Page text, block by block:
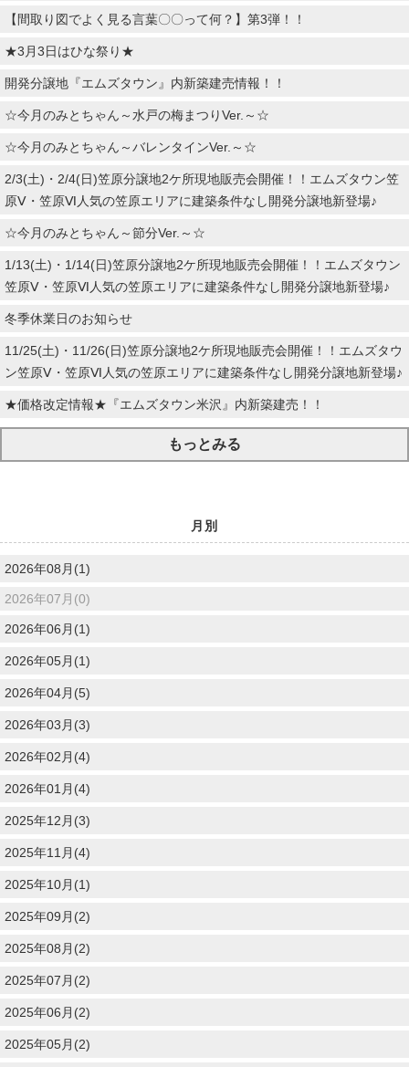
【間取り図でよく見る言葉〇〇って何？】第3弾！！
★3月3日はひな祭り★
開発分譲地『エムズタウン』内新築建売情報！！
☆今月のみとちゃん～水戸の梅まつりVer.～☆
☆今月のみとちゃん～バレンタインVer.～☆
2/3(土)・2/4(日)笠原分譲地2ケ所現地販売会開催！！エムズタウン笠
原Ⅴ・笠原Ⅵ人気の笠原エリアに建築条件なし開発分譲地新登場♪
☆今月のみとちゃん～節分Ver.～☆
1/13(土)・1/14(日)笠原分譲地2ケ所現地販売会開催！！エムズタウン
笠原Ⅴ・笠原Ⅵ人気の笠原エリアに建築条件なし開発分譲地新登場♪
冬季休業日のお知らせ
11/25(土)・11/26(日)笠原分譲地2ケ所現地販売会開催！！エムズタウ
ン笠原Ⅴ・笠原Ⅵ人気の笠原エリアに建築条件なし開発分譲地新登場♪
★価格改定情報★『エムズタウン米沢』内新築建売！！
もっとみる
月別
2026年08月(1)
2026年07月(0)
2026年06月(1)
2026年05月(1)
2026年04月(5)
2026年03月(3)
2026年02月(4)
2026年01月(4)
2025年12月(3)
2025年11月(4)
2025年10月(1)
2025年09月(2)
2025年08月(2)
2025年07月(2)
2025年06月(2)
2025年05月(2)